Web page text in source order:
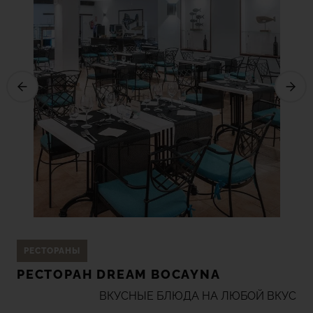
отдыху и досугу.
Отведайте фирменные блюда ресторана La
Bocayna, предлагаемые на завтрак, обед и ужин.
Подарите себе несколько дней полного
спокойствия и побалуйте себя изысканными
яствами от шеф-поваров нашего гостиничного
комплекса. Образцы местной и международной
кухни не разочаруют даже истинных гурманов.
РЕСТОРАНЫ
РЕСТОРАН DREAM BOCAYNA
ВКУСНЫЕ БЛЮДА НА ЛЮБОЙ ВКУС